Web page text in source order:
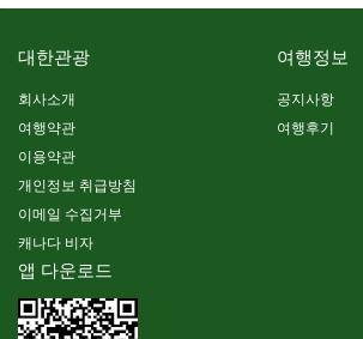
대한관광
회사소개
여행약관
이용약관
개인정보 취급방침
이메일 수집거부
캐나다 비자
여행정보
공지사항
여행후기
앱 다운로드